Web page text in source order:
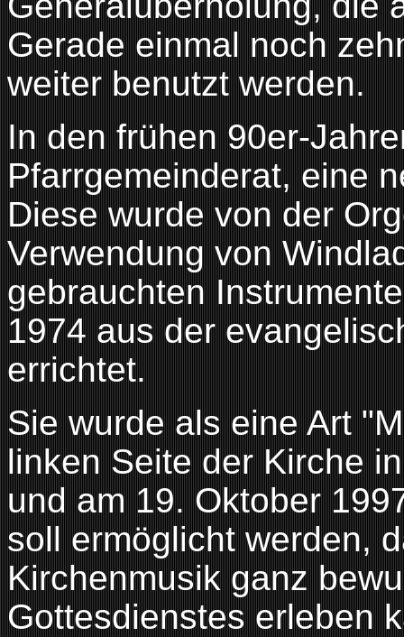
Gerade einmal noch
weiter benutzt werden.
In den frühen 90er-
Pfarrgemeinderat, eine
Diese wurde von der
Verwendung von
gebrauchten
1974 aus der
errichtet.
Sie wurde als eine Art
linken Seite der Kirche
und am 19. Oktober
soll ermöglicht werden,
Kirchenmusik ganz
Gottesdienstes erleben